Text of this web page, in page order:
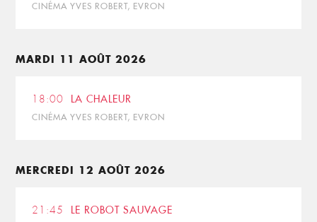
CINÉMA YVES ROBERT, EVRON
MARDI 11 AOÛT 2026
18:00 LA CHALEUR
CINÉMA YVES ROBERT, EVRON
MERCREDI 12 AOÛT 2026
21:45 LE ROBOT SAUVAGE